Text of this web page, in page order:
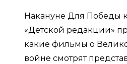
Накануне Для Победы
«Детской редакции»
какие фильмы о
войне смотрят